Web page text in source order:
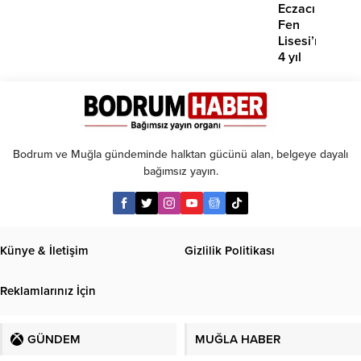
Eczacıbaşı
Fen
Lisesi’nde
4 yıl
Bodrum ve Muğla gündeminde halktan gücünü alan, belgeye dayalı
bağımsız yayın.
Künye & İletişim Gizlilik Politikası
Reklamlarınız İçin
GÜNDEM MUĞLA HABER